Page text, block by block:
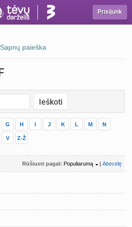
Prisijunk
Sapnų paieška
G H I J K L M N
V Z-Ž
Rūšiuoti pagal: Populiarumą | Abėcėlę